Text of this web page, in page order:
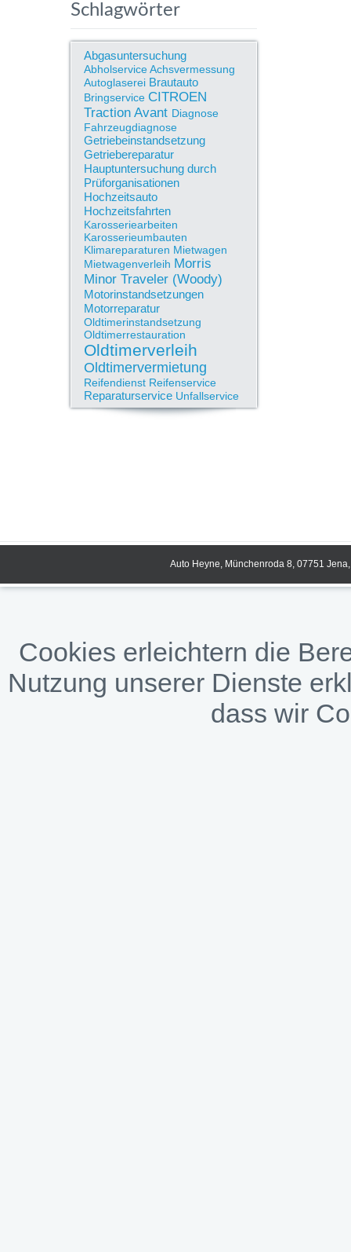
Schlagwörter
Abgasuntersuchung
AbholserviceAchsvermessung
Autoglaserei Brautauto
Bringservice CITROEN
Traction Avant Diagnose
Fahrzeugdiagnose
Getriebeinstandsetzung
Getriebereparatur
Hauptuntersuchung durch
Prüforganisationen
Hochzeitsauto
Hochzeitsfahrten
Karosseriearbeiten
Karosserieumbauten
Klimareparaturen Mietwagen
Mietwagenverleih Morris
Minor Traveler (Woody)
Motorinstandsetzungen
Motorreparatur
Oldtimerinstandsetzung
Oldtimerrestauration
Oldtimerverleih
Oldtimervermietung
Reifendienst Reifenservice
Reparaturservice Unfallservice
Auto Heyne, Münchenroda 8, 07751
Cookies erleichtern die
Nutzung unserer Dienste
dass wir